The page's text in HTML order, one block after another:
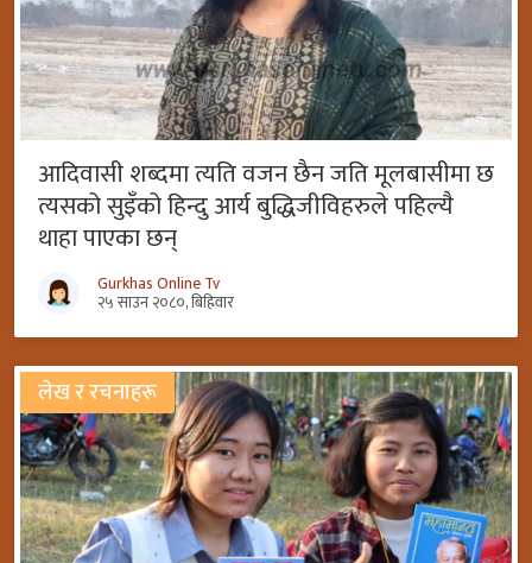
आदिवासी शब्दमा त्यति वजन छैन जति मूलबासीमा छ
त्यसको सुइँको हिन्दु आर्य बुद्धिजीविहरुले पहिल्यै
थाहा पाएका छन्
Gurkhas Online Tv
२५ साउन २०८०, बिहिवार
लेख र रचनाहरू